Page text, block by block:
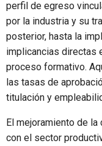
perfil de egreso
por la industria y su
posterior, hasta la
implicancias directas
proceso formativo.
las tasas de
titulación y
El mejoramiento de
con el sector